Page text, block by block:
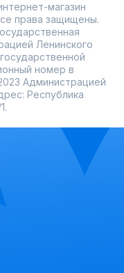
магазин
права защищены.
Ленинского
номер в
Администрацией
Республика